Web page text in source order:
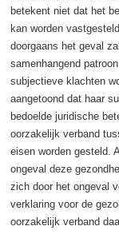
betekent niet dat het
kan worden
doorgaans het geval
samenhangend
subjectieve klachten
aangetoond dat haar
bedoelde juridische
oorzakelijk verband
eisen worden gesteld.
ongeval deze
zich door het ongeval
verklaring voor de
oorzakelijk verband